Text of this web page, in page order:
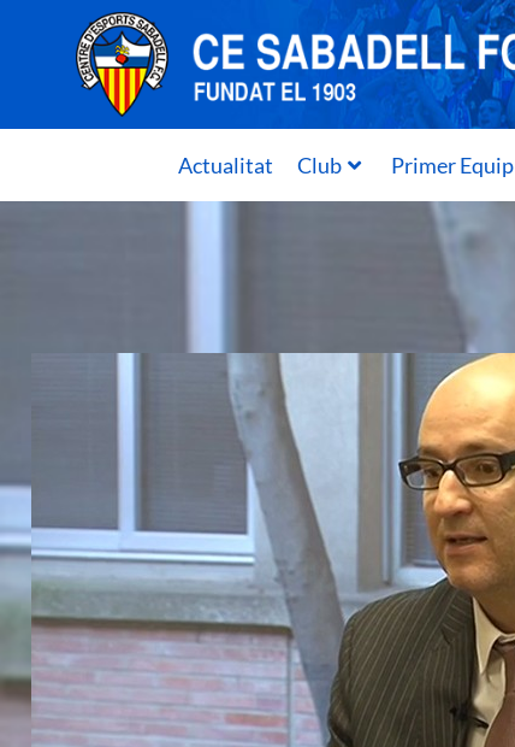
Actualitat Club Primer Equip